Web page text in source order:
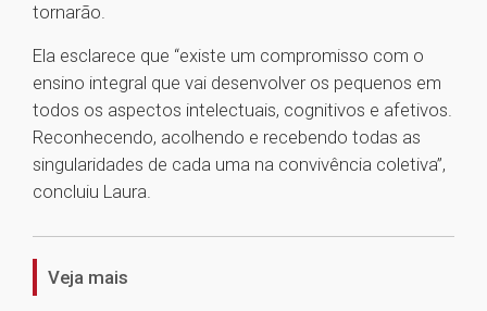
tornarão.
Ela esclarece que “existe um compromisso com o
ensino integral que vai desenvolver os pequenos em
todos os aspectos intelectuais, cognitivos e afetivos.
Reconhecendo, acolhendo e recebendo todas as
singularidades de cada uma na convivência coletiva”,
concluiu Laura.
Veja mais